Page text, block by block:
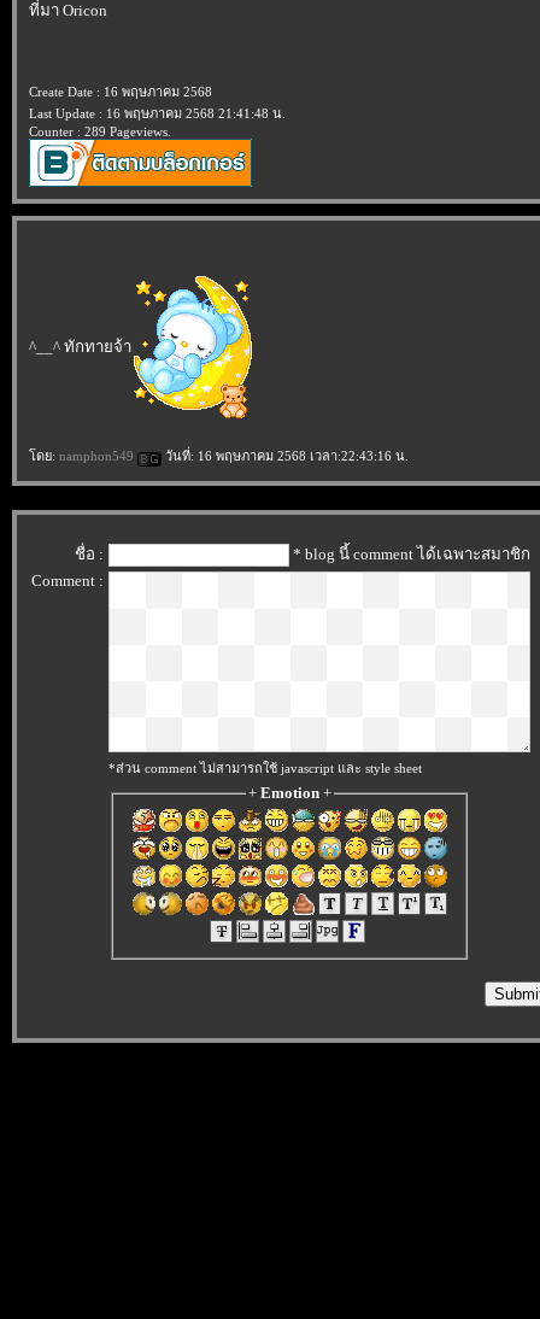
ที่มา Oricon
Create Date : 16 พฤษภาคม 2568
Last Update : 16 พฤษภาคม 2568 21:41:48 น.
Counter : 289 Pageviews.
^__^ ทักทายจ้า
ดย: namphon549 วันที่: 16 พฤษภาคม 2568 เวลา:22:43:16 น.
ชื่อ :
* blog นี้ comment ได้เฉพาะสมาชิก
Comment :
*ส่วน comment ไม่สามารถใช้ javascript และ style sheet
+ Emotion+